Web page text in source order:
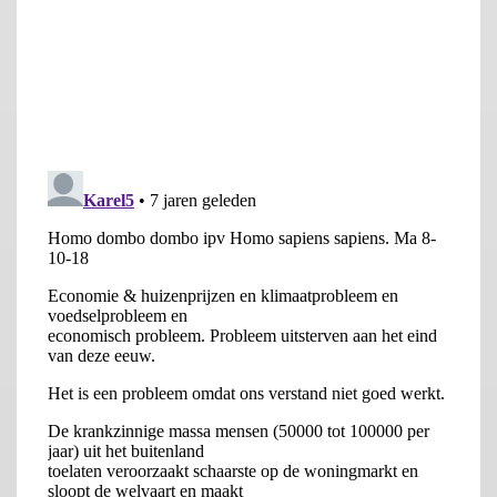
Figuur 3 Zelfde condities als figuur 2, met extra
2018 (rood) kan in het model (blauw) bereikt worden door
te voegen, waardoor het prijsplafond (groen) hoger komt te
liggen. Dit komt overeen met de aanschaf van zo’n 25.000
woningen door beleggers als buy-to-let per jaar.